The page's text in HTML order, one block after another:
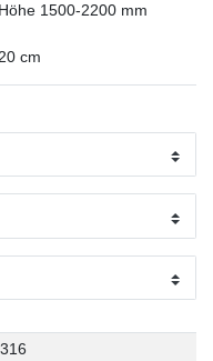
1500-2200 mm
cm